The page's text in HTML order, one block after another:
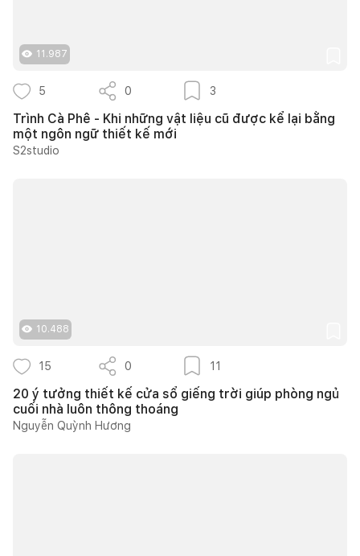
11.987
5 0 3
Trình Cà Phê - Khi những vật liệu cũ được kể lại bằng
một ngôn ngữ thiết kế mới
S2studio
10.488
15 0 11
20 ý tưởng thiết kế cửa sổ giếng trời giúp phòng ngủ
cuối nhà luôn thông thoáng
Nguyễn Quỳnh Hương